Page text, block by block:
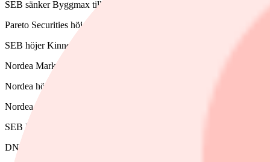
SEB sänker Byggmax till sälj (behåll), riktkurs 28 kronor
Pareto Securities höjer riktkursen för Kinnevik till 160 kronor från
SEB höjer Kinnevik till köp (behåll), riktkurs 117 kronor
Nordea Markets sänker sin rekommendation för Cloetta till behåll från
Nordea höjer riktkursen för Revolutionrace, eller RVRC, till 70
Nordea Markets höjer riktkursen för NCC till 140 kronor från 135
SEB Equities sänker riktkursen för Volvo Cars till 28 kronor från 43
DNB höjer riktkursen för Ambea till 72 kronor (57), upprepar köp